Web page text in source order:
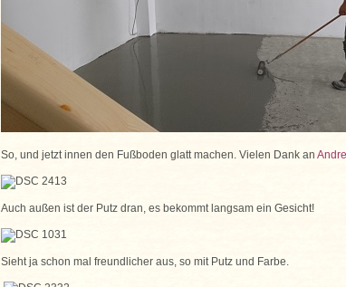
So, und jetzt innen den Fußboden glatt machen. Vielen Dank an
Auch außen ist der Putz dran, es bekommt langsam ein Gesicht!
Sieht ja schon mal freundlicher aus, so mit Putz und Farbe.